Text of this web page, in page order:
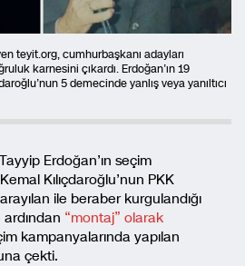
teyit.org, cumhurbaşkanı adayları
karnesini çıkardı. Erdoğan’ın 19
5 demecinde yanlış veya yanıltıcı
Erdoğan’ın seçim
Kılıçdaroğlu’nun PKK
ile beraber kurgulandığı
ardından “montaj” olarak
kampanyalarında yapılan
çekti.